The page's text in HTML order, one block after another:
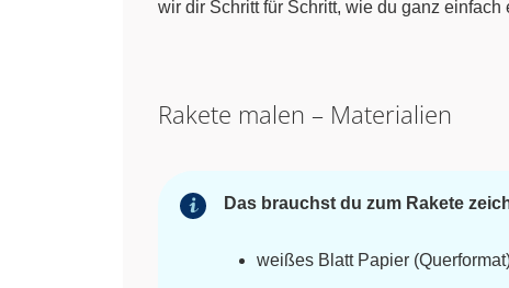
wir dir Schritt für Schritt, wie du ganz einfach
Rakete malen – Materialien
Das brauchst du zum Rakete
weißes Blatt Papier